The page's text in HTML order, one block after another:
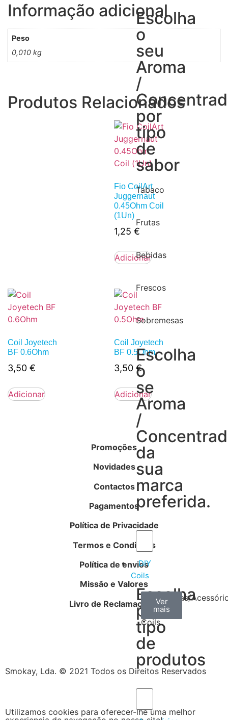
Escolha
o
seu
Aroma
/
por
tipo
de
sabor
Tabaco
Frutas
Bebidas
Frescos
Sobremesas
Escolha
o
se
Aroma
/
da
sua
marca
preferida.
DIY
Coils
Escolha
por
tipo
de
produtos
Arame
Coils
Ver
mais
Algodão
Ver
mais
Ferramentas/
Ver
mais
Informação adicional
Peso
0,010 kg
Produtos Relacionados
Fio CoilArt
Juggernaut
0.45Ohm Coil
(1Un)
1,25 €
Adicionar
Coil Joyetech
BF 0.6Ohm
3,50 €
Adicionar
Coil Joyetech
BF 0.5Ohm
3,50 €
Adicionar
Promoções
Novidades
Contactos
Pagamentos
Política de Privacidade
Termos e Condições
Política de envios
Missão e Valores
Livro de Reclamações
Smokay, Lda. © 2021 Todos os Direitos Reservados
Utilizamos cookies para oferecer-lhe uma melhor